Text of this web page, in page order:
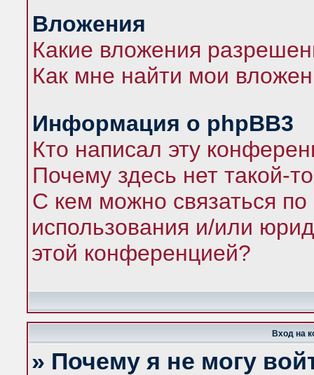
Вложения
Какие вложения
Как мне найти мои
Информация о phpBB3
Кто написал эту
Почему здесь нет такой-
С кем можно связаться по
использования и/или
этой конференцией?
Вход на
» Почему я не могу